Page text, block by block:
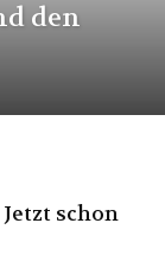
den
schon